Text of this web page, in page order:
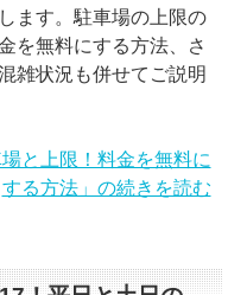
ます。駐車場の上限の
を無料にする方法、さ
雑状況も併せてご説明
と上限！料金を無料に
する方法」の続きを読む